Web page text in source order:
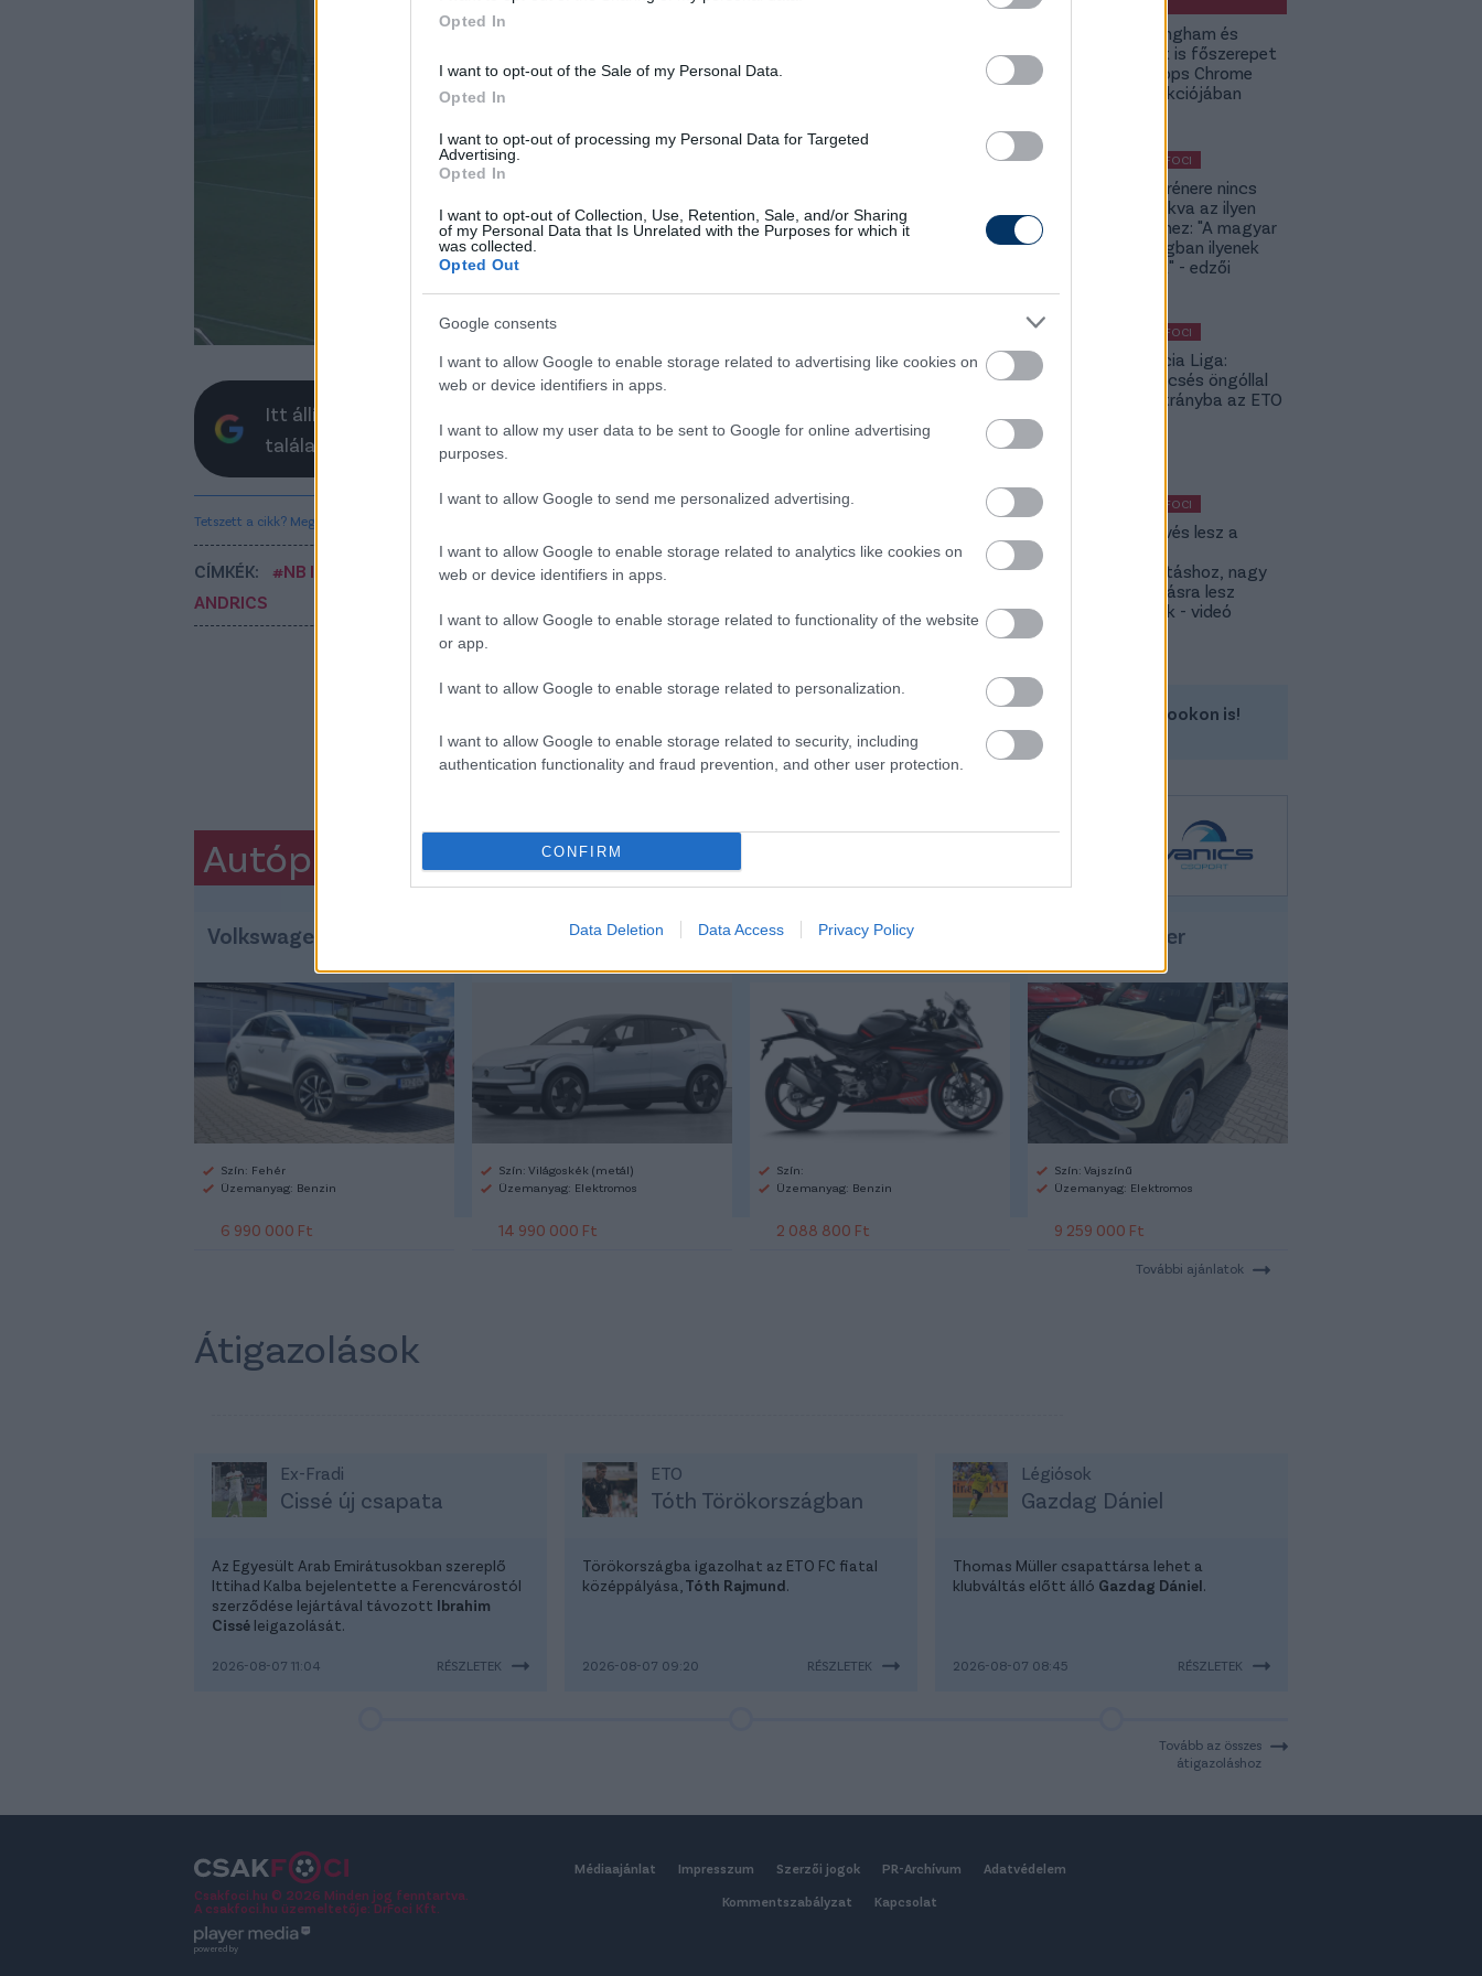
Opted In
I want to opt-out of the Sale of my Personal Data.
Opted In
I want to opt-out of processing my Personal Data for Targeted
Advertising.
Opted In
I want to opt-out of Collection, Use, Retention, Sale, and/or Sharing
of my Personal Data that Is Unrelated with the Purposes for which it
was collected.
Opted Out
Google consents
I want to allow Google to enable storage related to advertising like cookies on
web or device identifiers in apps.
I want to allow my user data to be sent to Google for online advertising
purposes.
I want to allow Google to send me personalized advertising.
I want to allow Google to enable storage related to analytics like cookies on
web or device identifiers in apps.
I want to allow Google to enable storage related to functionality of the website
or app.
I want to allow Google to enable storage related to personalization.
I want to allow Google to enable storage related to security, including
authentication functionality and fraud prevention, and other user protection.
CONFIRM
Data Deletion Data Access Privacy Policy
Itt állíthatod be, hogy a Csakfoci az elsők között legyen a Google-
találatokban
Tetszett a cikk? Megosztanád?
CÍMKÉK: #NB II #ETO FC GYŐR #ETO FC #AJKA
ANDRICS
Jude Bellingham és
Budapest is főszerepet
kap a Topps Chrome
UCC kollekciójában
KÜLFÖLDI FOCI
A DVSC trénere nincs
hozzászokva az ilyen
meccsekhez: "A magyar
bajnokságban ilyenek
nincsenek" - edzői
KÜLFÖLDI FOCI
Konferencia Liga:
Balszerencsés öngóllal
került hátrányba az ETO
KÜLFÖLDI FOCI
KL: Ez kevés lesz a
továbbjutáshoz, nagy
feltámadásra lesz
szükségük - videó
Kövess minket a Facebookon is!
Autópiac
Volkswagen T-roc
Szín: Fehér
Üzemanyag: Benzin
6 990 000 Ft
Volvo Ex30
Szín: Világoskék (metál)
Üzemanyag: Elektromos
14 990 000 Ft
Cfmoto 450 Sr
Szín:
Üzemanyag: Benzin
2 088 800 Ft
Hyundai Inster
Szín: Vajszínű
Üzemanyag: Elektromos
9 259 000 Ft
További ajánlatok
Átigazolások
Ex-Fradi
Cissé új csapata
Az Egyesült Arab Emirátusokban szereplő
Ittihad Kalba bejelentette a Ferencvárostól
szerződése lejártával távozott Ibrahim
Cissé leigazolását.
2026-08-07 11:04 RÉSZLETEK
ETO
Tóth Törökországban
Törökországba igazolhat az ETO FC fiatal
középpályása, Tóth Rajmund.
2026-08-07 09:20 RÉSZLETEK
Légiósok
Gazdag Dániel
Thomas Müller csapattársa lehet a
klubváltás előtt álló Gazdag Dániel.
2026-08-07 08:45 RÉSZLETEK
Tovább az összes
átigazoláshoz
Csakfoci.hu © 2026 Minden jog fenntartva.
A csakfoci.hu üzemeltetője: DrFoci Kft.
Médiaajánlat Impresszum Szerzői jogok PR-Archívum Adatvédelem
Kommentszabályzat Kapcsolat
powered by